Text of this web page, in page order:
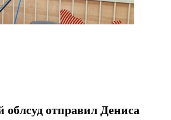
облсуд отправил Дениса